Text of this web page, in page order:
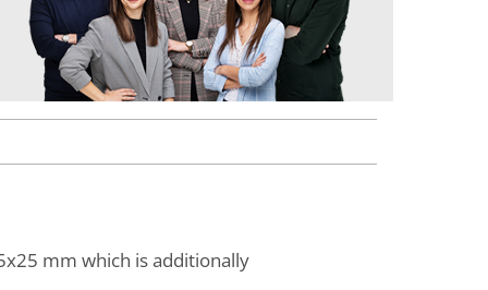
mm which is additionally